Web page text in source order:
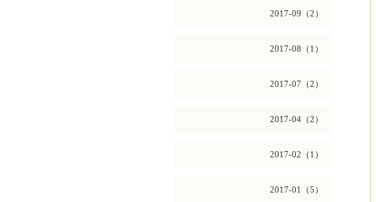
2017-09（2）
2017-08（1）
2017-07（2）
2017-04（2）
2017-02（1）
2017-01（5）